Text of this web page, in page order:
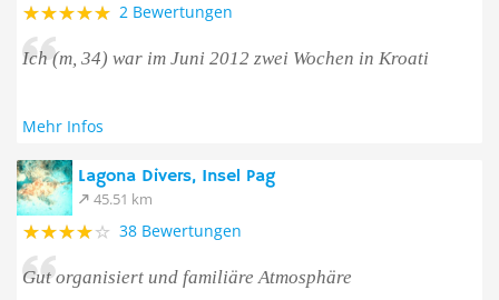
2 Bewertungen
Ich (m, 34) war im Juni 2012 zwei Wochen in Kroati
Mehr Infos
Lagona Divers, Insel Pag
45.51 km
38 Bewertungen
Gut organisiert und familiäre Atmosphäre